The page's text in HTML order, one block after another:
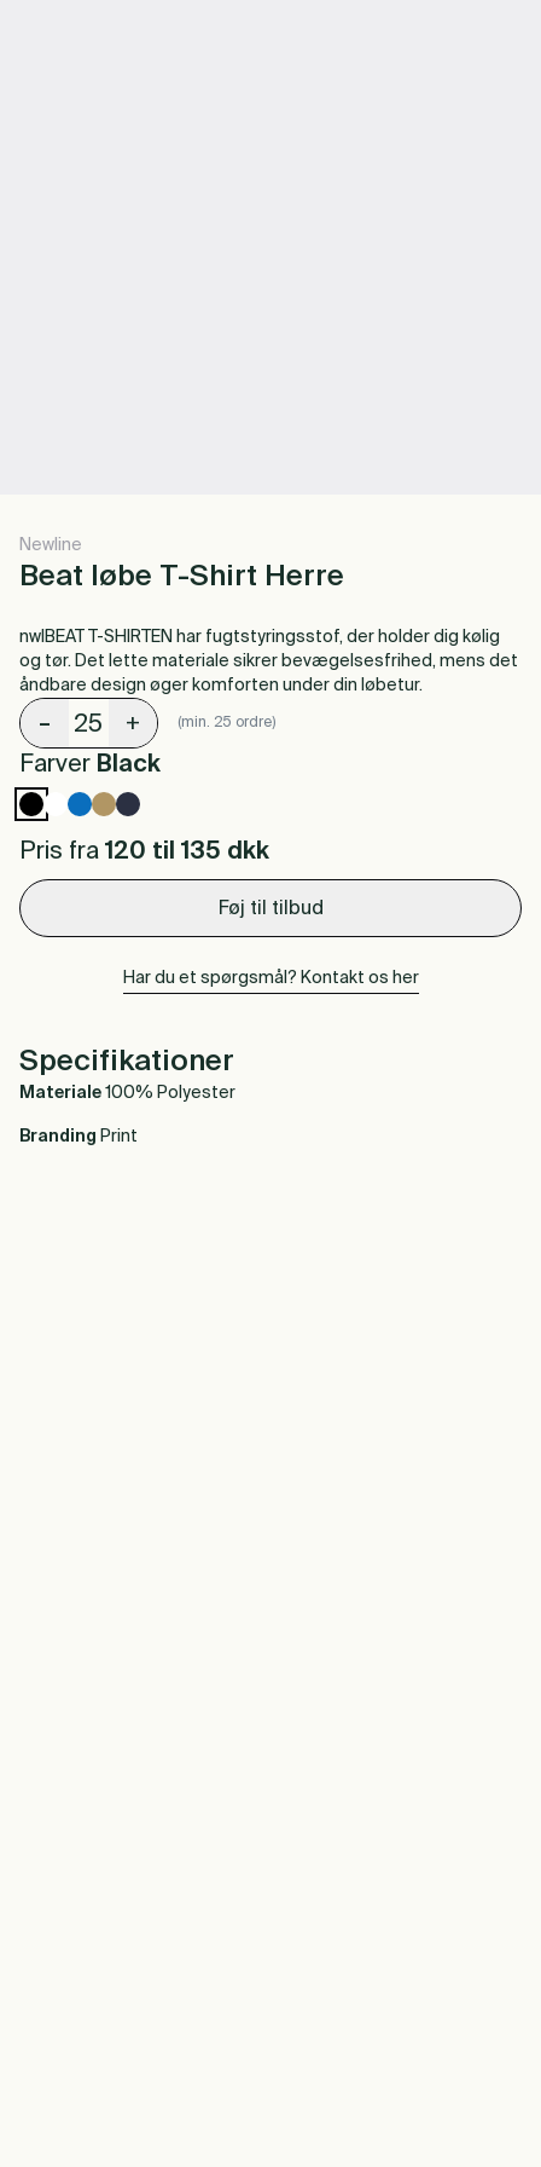
Newline
Beat løbe T-Shirt Herre
nwlBEAT T-SHIRTEN har fugtstyringsstof, der holder dig kølig
og tør. Det lette materiale sikrer bevægelsesfrihed, mens det
åndbare design øger komforten under din løbetur.
- + (min. 25 ordre)
Farver Black
Pris fra 120 til 135 dkk
Føj til tilbud
Har du et spørgsmål? Kontakt os her
Specifikationer
Materiale 100% Polyester
Branding Print